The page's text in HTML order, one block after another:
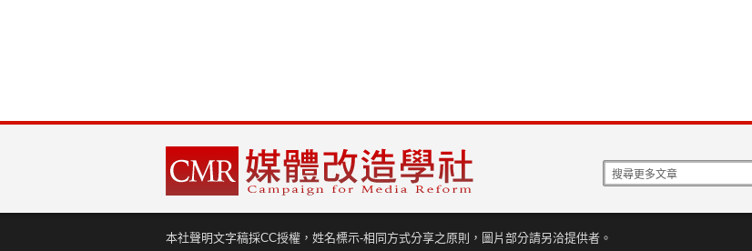
本社聲明文字稿採CC授權，姓名標示-相同方式分享之原則，圖片部分請另洽提供者。